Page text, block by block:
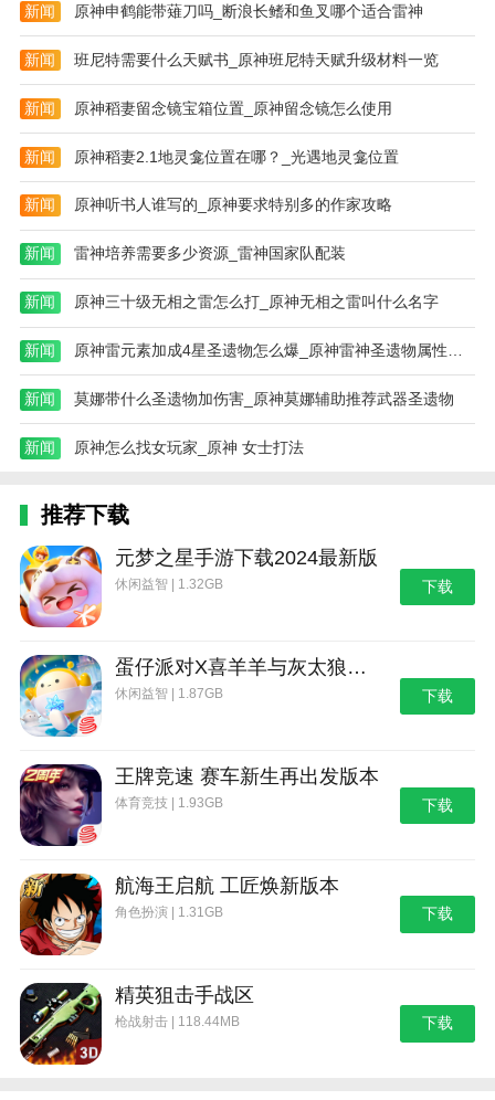
新闻 原神申鹤能带薙刀吗_断浪长鳍和鱼叉哪个适合雷神
新闻 班尼特需要什么天赋书_原神班尼特天赋升级材料一览
新闻 原神稻妻留念镜宝箱位置_原神留念镜怎么使用
新闻 原神稻妻2.1地灵龛位置在哪？_光遇地灵龛位置
新闻 原神听书人谁写的_原神要求特别多的作家攻略
新闻 雷神培养需要多少资源_雷神国家队配装
新闻 原神三十级无相之雷怎么打_原神无相之雷叫什么名字
新闻 原神雷元素加成4星圣遗物怎么爆_原神雷神圣遗物属性选择
新闻 莫娜带什么圣遗物加伤害_原神莫娜辅助推荐武器圣遗物
新闻 原神怎么找女玩家_原神 女士打法
推荐下载
元梦之星手游下载2024最新版
休闲益智 | 1.32GB 下载
蛋仔派对X喜羊羊与灰太狼联动第二弹版本
休闲益智 | 1.87GB 下载
王牌竞速 赛车新生再出发版本
体育竞技 | 1.93GB 下载
航海王启航 工匠焕新版本
角色扮演 | 1.31GB 下载
精英狙击手战区
枪战射击 | 118.44MB 下载